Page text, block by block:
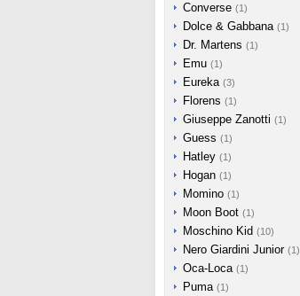
Converse (1)
Dolce & Gabbana (1)
Dr. Martens (1)
Emu (1)
Eureka (3)
Florens (1)
Giuseppe Zanotti (1)
Guess (1)
Hatley (1)
Hogan (1)
Momino (1)
Moon Boot (1)
Moschino Kid (10)
Nero Giardini Junior (1)
Oca-Loca (1)
Puma (1)